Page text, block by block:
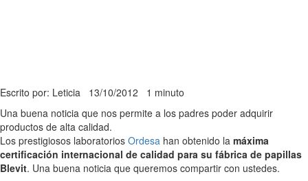
Escrito por: Leticia 13/10/2012 1 minuto
Una buena noticia que nos permite a los padres poder adquirir
productos de alta calidad.
Los prestigiosos laboratorios Ordesa han obtenido la máxima
certificación internacional de calidad para su fábrica de papillas
Blevit. Una buena noticia que queremos compartir con ustedes.